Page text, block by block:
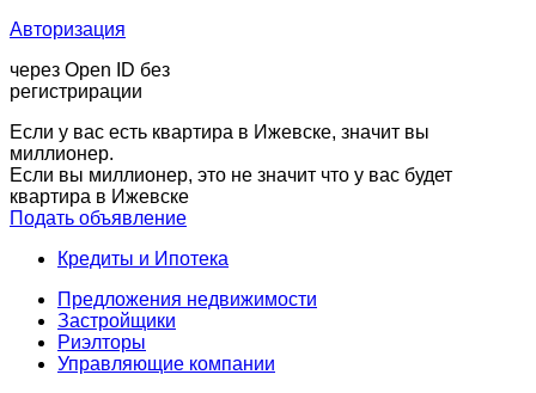
Авторизация
через Open ID без
регистрирации
Если у вас есть квартира в Ижевске, значит вы
миллионер.
Если вы миллионер, это не значит что у вас будет
квартира в Ижевске
Подать объявление
Кредиты и Ипотека
Предложения недвижимости
Застройщики
Риэлторы
Управляющие компании